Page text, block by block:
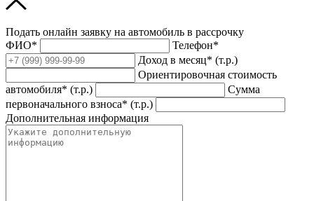
Подать онлайн заявку на автомобиль в рассрочку
ФИО*
Телефон*
Доход в месяц* (т.р.)
Ориентировочная стоимость
автомобиля* (т.р.)
Сумма
первоначального взноса* (т.р.)
Дополнительная информация